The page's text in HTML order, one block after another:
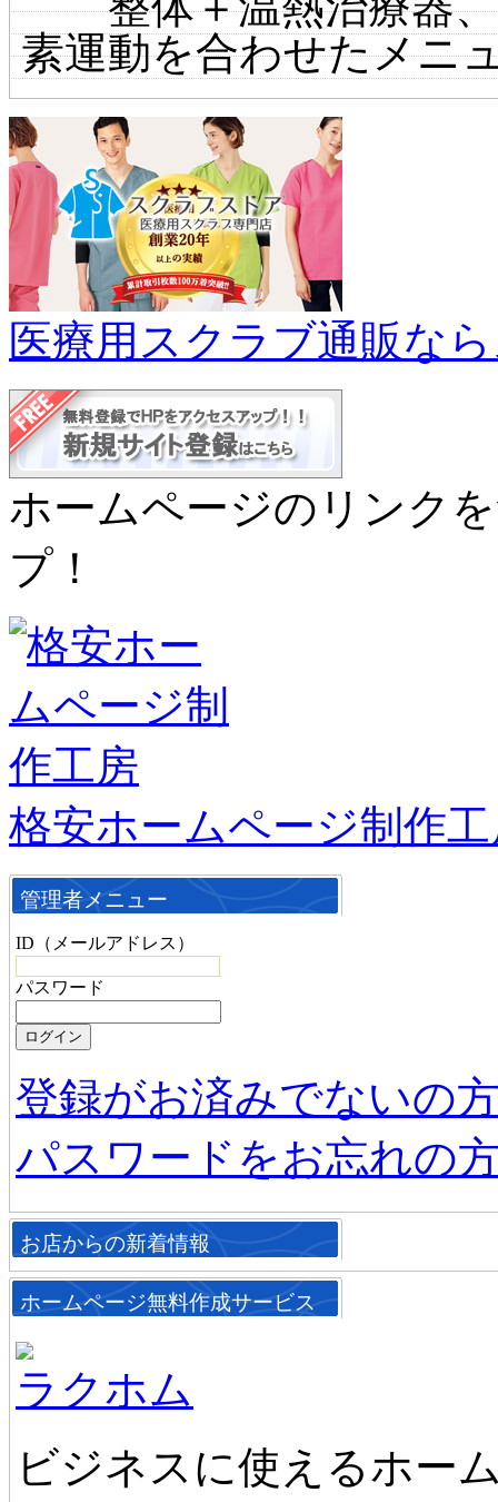
素運動を合わせたメニ
医療用スクラブ通販な
ホームページのリンク
プ！
格安ホームページ制作
管理者メニュー
ID（メールアドレス）
パスワード
登録がお済みでないの
パスワードをお忘れの
お店からの新着情報
ホームページ無料作成サービス
ラクホム
ビジネスに使えるホー